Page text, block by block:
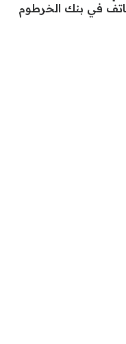
في بنك الخرطوم